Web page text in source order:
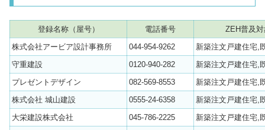
登録名称（屋号） 電話番号
ZEH普及対
株式会社アービア設計事務所
044-954-9262
新築注文戸建住宅,
守重建設
0120-940-282
新築注文戸建住宅,
プレゼントデザイン
082-569-8553
新築注文戸建住宅,
株式会社 城山建設
0555-24-6358
新築注文戸建住宅,
大栄建設株式会社
045-786-2225 新築注文戸建住宅,